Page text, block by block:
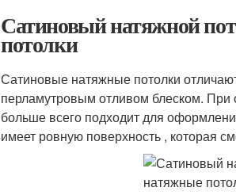
Сатиновый натяжной
потолки
Сатиновые натяжные потолки
перламутровым отливом блеском. При
больше всего подходит для
имеет ровную поверхность , которая